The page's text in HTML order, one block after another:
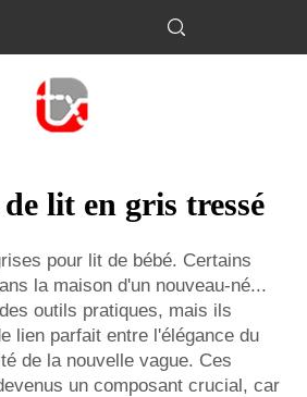
lit en gris tressé
pour lit de bébé. Certains
la maison d'un nouveau-né...
outils pratiques, mais ils
lien parfait entre l'élégance du
de la nouvelle vague. Ces
un composant crucial, car